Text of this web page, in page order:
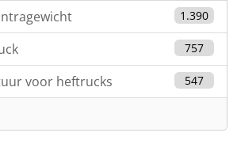
1.390
757
voor heftrucks 547